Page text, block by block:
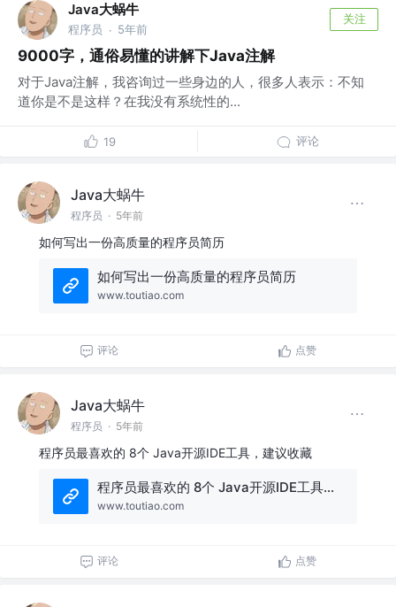
Java大蜗牛
程序员 · 5年前
关注
9000字，通俗易懂的讲解下Java注解
对于Java注解，我咨询过一些身边的人，很多人表示：不知
道你是不是这样？在我没有系统性的...
19 评论
Java大蜗牛
程序员 · 5年前
如何写出一份高质量的程序员简历
如何写出一份高质量的程序员简历
www.toutiao.com
评论 点赞
Java大蜗牛
程序员 · 5年前
程序员最喜欢的 8个 Java开源IDE工具，建议收藏
程序员最喜欢的 8个 Java开源IDE工具，建议收藏
www.toutiao.com
评论 点赞